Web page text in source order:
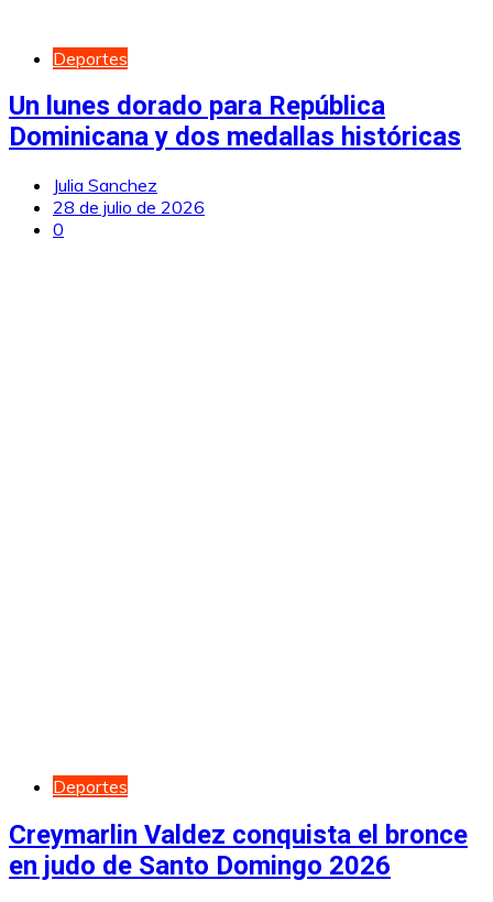
Deportes
Un lunes dorado para República
Dominicana y dos medallas históricas
Julia Sanchez
28 de julio de 2026
0
Deportes
Creymarlin Valdez conquista el bronce
en judo de Santo Domingo 2026